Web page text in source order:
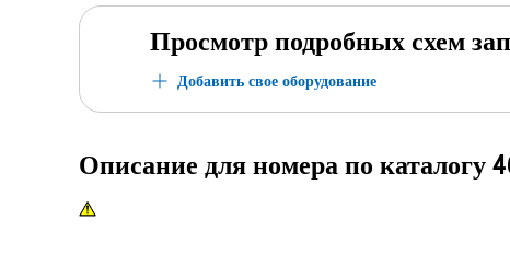
Просмотр подробных схем
Добавить свое оборудование
Описание для номера по каталогу